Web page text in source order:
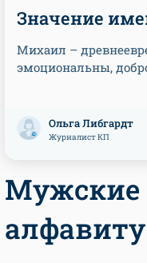
Значение
Михаил –
эмоциональны,
Ольга Либгардт
Журналист КП
Мужские
алфавиту